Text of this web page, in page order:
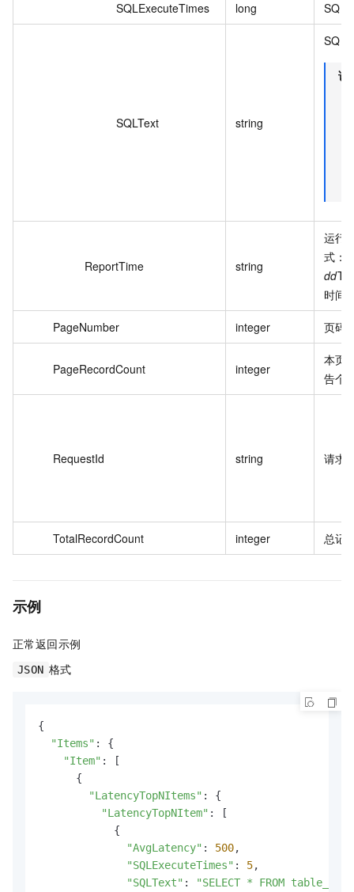
SQLExecuteTimes long SQL
SQLText string
SQL
说
ReportTime string
运行
式：
ddT
时间
PageNumber integer 页码
PageRecordCount integer
本页
告个
RequestId string 请求
TotalRecordCount integer 总记
示例
正常返回示例
JSON 格式
{
"Items" : {
"Item" : [
      {
"LatencyTopNItems" : {
"LatencyTopNItem" : [
            {
"AvgLatency" : 500,
"SQLExecuteTimes" : 5,
"SQLText" :
"SELECT * FROM